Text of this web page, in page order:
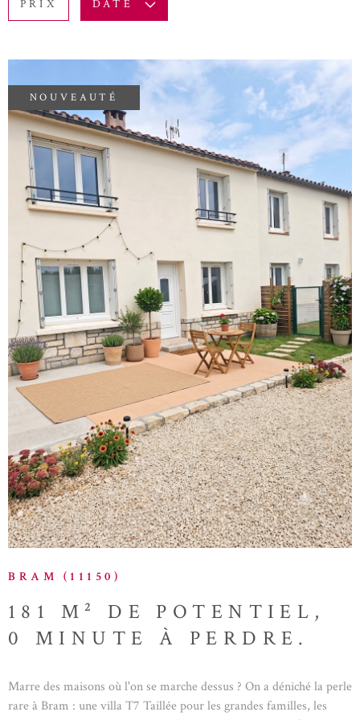
PRIX DATE
BRAM (11150)
181 M² DE POTENTIEL,
0 MINUTE À PERDRE.
Marre des maisons où l'on se marche dessus ? On a déniché la perle
rare à Bram : une villa T7 Taillée pour les grandes familles, les
NOUVEAUTÉ
VOIR LE BIEN
Pièces
RÉFÉRENCE
CRITÈRES SUPPLÉMENTAIRES
Piscine
Parking
RECHERCHER